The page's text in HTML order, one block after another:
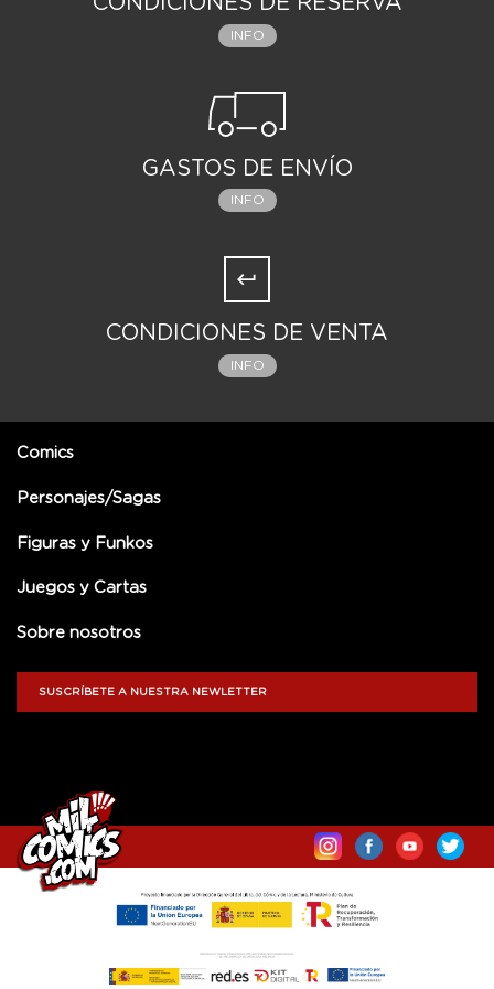
INFO
GASTOS DE ENVÍO
INFO
CONDICIONES DE VENTA
INFO
Comics
Personajes/Sagas
Figuras y Funkos
Juegos y Cartas
Sobre nosotros
SUSCRÍBETE A NUESTRA NEWLETTER